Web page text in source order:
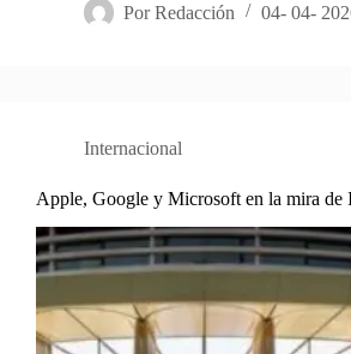
Por Redacción 04- 04-
Internacional
Apple, Google y Microsoft en la mira de